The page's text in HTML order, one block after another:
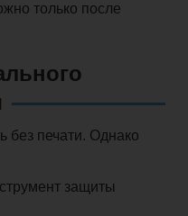
только после
без печати. Однако
защиты